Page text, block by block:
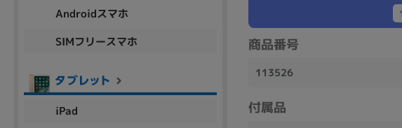
商品番号
113526
付属品
Androidスマホ
SIMフリースマホ
iPad
商品シリーズ名・ブランド名の絞り込み。
aspire Inspiron